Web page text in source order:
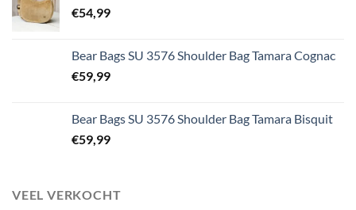
€54,99
Bear Bags SU 3576 Shoulder Bag Tamara Cognac
€59,99
Bear Bags SU 3576 Shoulder Bag Tamara Bisquit
€59,99
VEEL VERKOCHT